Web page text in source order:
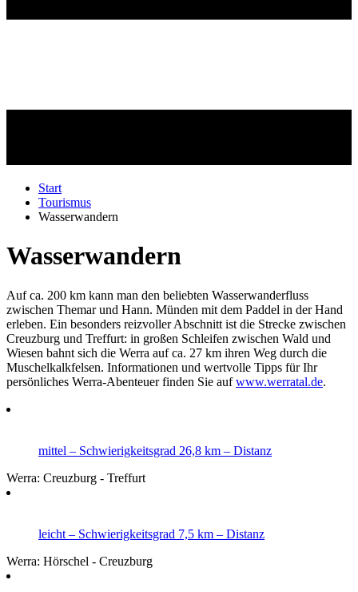
Start
Tourismus
Wasserwandern
Wasserwandern
Auf ca. 200 km kann man den beliebten Wasserwanderfluss
zwischen Themar und Hann. Münden mit dem Paddel in der Hand
erleben. Ein besonders reizvoller Abschnitt ist die Strecke zwischen
Creuzburg und Treffurt: in großen Schleifen zwischen Wald und
Wiesen bahnt sich die Werra auf ca. 27 km ihren Weg durch die
Muschelkalkfelsen. Informationen und wertvolle Tipps für Ihr
persönliches Werra-Abenteuer finden Sie aufwww.werratal.de.
mittel – Schwierigkeitsgrad 26,8 km – Distanz
Werra: Creuzburg - Treffurt
leicht – Schwierigkeitsgrad 7,5 km – Distanz
Werra: Hörschel - Creuzburg